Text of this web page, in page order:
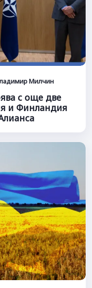
Милчин
с още две
и Финландия